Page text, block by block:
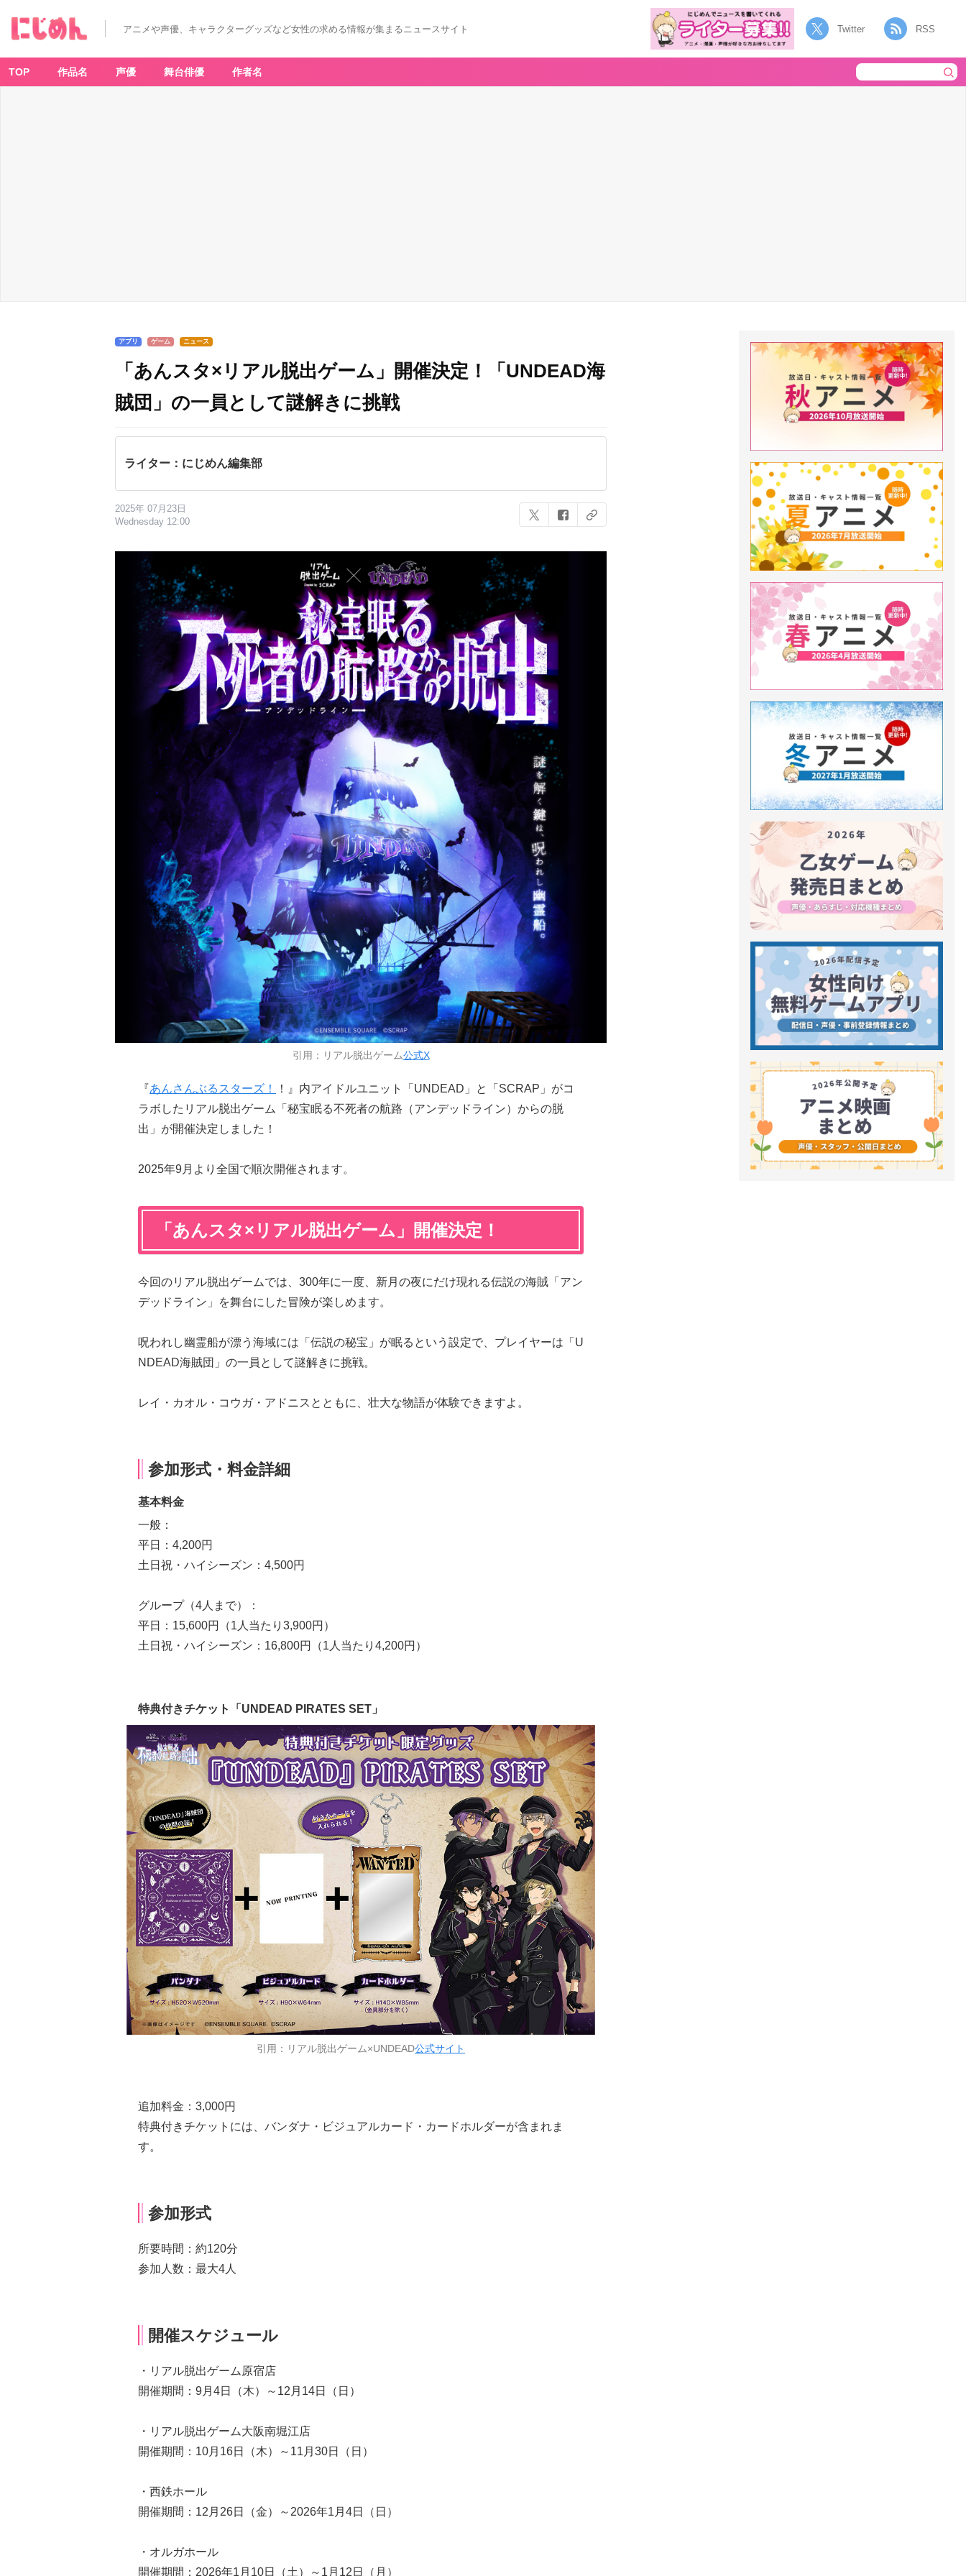
アニメや声優、キャラクターグッズなど女性の求める情報が集まるニュースサイト Twitter RSS
TOP 作品名 声優 舞台俳優 作者名
アプリ ゲーム ニュース
「あんスタ×リアル脱出ゲーム」開催決定！「UNDEAD海
賊団」の一員として謎解きに挑戦
ライター：にじめん編集部
2025年 07月23日
Wednesday 12:00
引用：リアル脱出ゲーム公式X
『あんさんぶるスターズ！
！』内アイドルユニット「UNDEAD」と「SCRAP」がコ
ラボしたリアル脱出ゲーム「秘宝眠る不死者の航路（アンデッドライン）からの脱
出」が開催決定しました！
2025年9月より全国で順次開催されます。
「あんスタ×リアル脱出ゲーム」開催決定！
今回のリアル脱出ゲームでは、300年に一度、新月の夜にだけ現れる伝説の海賊「アン
デッドライン」を舞台にした冒険が楽しめます。
呪われし幽霊船が漂う海域には「伝説の秘宝」が眠るという設定で、プレイヤーは「U
NDEAD海賊団」の一員として謎解きに挑戦。
レイ・カオル・コウガ・アドニスとともに、壮大な物語が体験できますよ。
参加形式・料金詳細
基本料金
一般：
平日：4,200円
土日祝・ハイシーズン：4,500円
グループ（4人まで）：
平日：15,600円（1人当たり3,900円）
土日祝・ハイシーズン：16,800円（1人当たり4,200円）
特典付きチケット「UNDEAD PIRATES SET」
引用：リアル脱出ゲーム×UNDEAD公式サイト
追加料金：3,000円
特典付きチケットには、バンダナ・ビジュアルカード・カードホルダーが含まれま
す。
参加形式
所要時間：約120分
参加人数：最大4人
開催スケジュール
・リアル脱出ゲーム原宿店
開催期間：9月4日（木）～12月14日（日）
・リアル脱出ゲーム大阪南堀江店
開催期間：10月16日（木）～11月30日（日）
・西鉄ホール
開催期間：12月26日（金）～2026年1月4日（日）
・オルガホール
開催期間：2026年1月10日（土）～1月12日（月）